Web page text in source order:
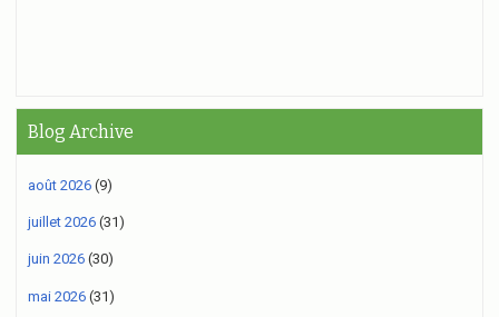
Blog Archive
août 2026 (9)
juillet 2026 (31)
juin 2026 (30)
mai 2026 (31)